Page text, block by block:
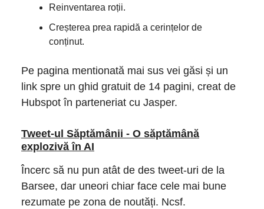
Reinventarea roții.
Creșterea prea rapidă a cerințelor de
conținut.
Pe pagina mentionată mai sus vei găsi și un
link spre un ghid gratuit de 14 pagini, creat de
Hubspot în parteneriat cu Jasper.
Tweet-ul Săptămânii - O săptămână
explozivă în AI
Încerc să nu pun atât de des tweet-uri de la
Barsee, dar uneori chiar face cele mai bune
rezumate pe zona de noutăți. Ncsf.